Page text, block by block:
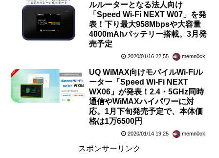
ルルーターとなる法人向け
「Speed Wi-Fi NEXT W07」を発
表！下り最大958Mbpsや大容量
4000mAhバッテリー搭載。3月発
売予定
2020/01/16 22:55 memn0ck
UQ WiMAX向けモバイルWi-Fiル
ーター「Speed Wi-Fi NEXT
WX06」が発表！2.4・5GHz同時
通信やWiMAXハイパワーに対
応。1月下旬発売予定で、本体価
格は1万6500円
2020/01/14 19:25 memn0ck
スポンサーリンク